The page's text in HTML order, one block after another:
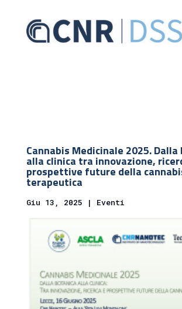
Cannabis Medicinale 2025.
alla clinica tra innovazione,
prospettive future della
terapeutica
Giu 13, 2025 | Eventi